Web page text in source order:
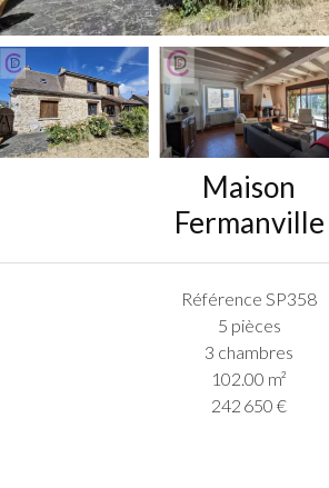
Maison
Fermanville
Référence SP358
5 pièces
3 chambres
102.00 m²
242 650 €